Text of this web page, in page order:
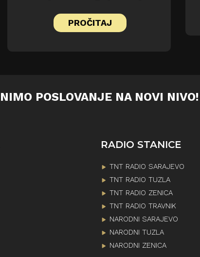
PROČITAJ
POSLOVANJE NA NOVI NIVO!
RADIO STANICE
TNT RADIO SARAJEVO
TNT RADIO TUZLA
TNT RADIO ZENICA
TNT RADIO TRAVNIK
NARODNI SARAJEVO
NARODNI TUZLA
NARODNI ZENICA